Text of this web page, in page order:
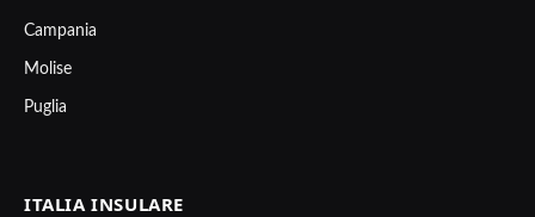
Campania
Molise
Puglia
ITALIA INSULARE